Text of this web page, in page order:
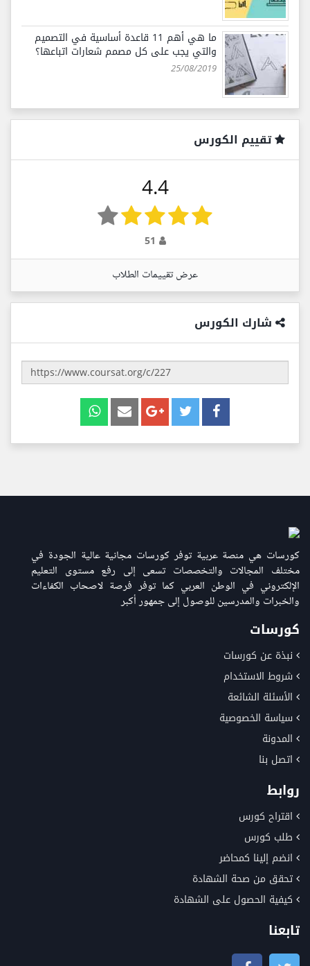
ما هي أهم 11 قاعدة أساسية في التصميم
والتي يجب على كل مصمم شعارات اتباعها؟
25/08/2019
تقييم الكورس
4.4
عرض تقييمات الطلاب
شارك الكورس
كورسات هي منصة عربية توفر كورسات مجانية عالية الجودة في
مختلف المجالات والتخصصات تسعى إلى رفع مستوى التعليم
الإلكتروني في الوطن العربي كما توفر فرصة لاصحاب الكفاءات
والخبرات والمدرسين للوصول إلى جمهور أكبر
كورسات
نبذة عن كورسات
شروط الاستخدام
الأسئلة الشائعة
سياسة الخصوصية
المدونة
اتصل بنا
روابط
اقتراح كورس
طلب كورس
انضم إلينا كمحاضر
تحقق من صحة الشهادة
كيفية الحصول على الشهادة
تابعنا